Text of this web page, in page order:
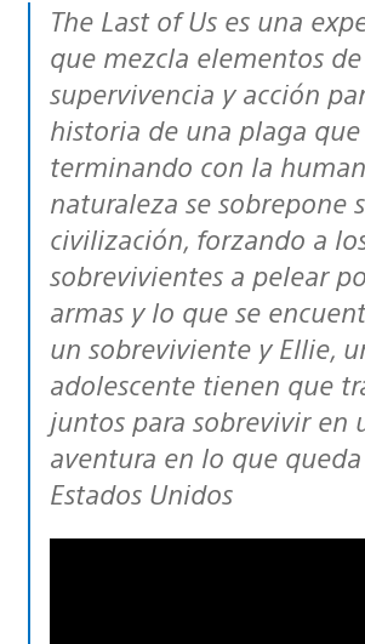
The Last of Us es una experiencia
que mezcla elementos de
supervivencia y acción
historia de una plaga que
terminando con la
naturaleza se sobrepone
civilización, forzando a
sobrevivientes a pelear
armas y lo que se
un sobreviviente y Ellie,
adolescente tienen que
juntos para sobrevivir en
aventura en lo que
Estados Unidos